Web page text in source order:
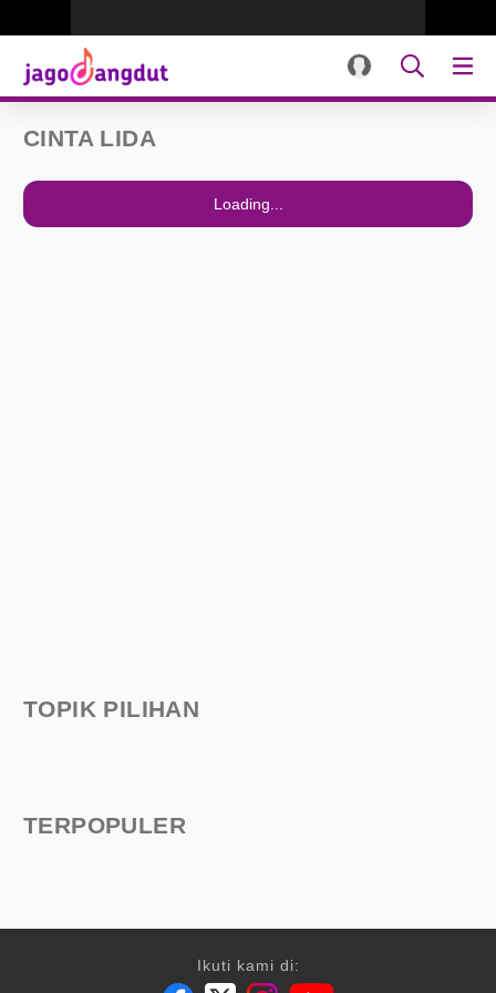
CINTA LIDA
Loading...
TOPIK PILIHAN
TERPOPULER
Ikuti kami di: